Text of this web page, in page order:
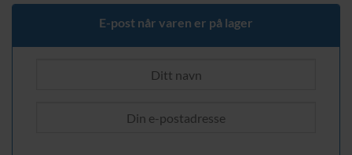
E-post når varen er på lager